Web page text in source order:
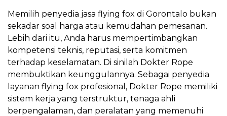
Memilih penyedia jasa flying fox di Gorontalo bukan
sekadar soal harga atau kemudahan pemesanan.
Lebih dari itu, Anda harus mempertimbangkan
kompetensi teknis, reputasi, serta komitmen
terhadap keselamatan. Di sinilah Dokter Rope
membuktikan keunggulannya. Sebagai penyedia
layanan flying fox profesional, Dokter Rope memiliki
sistem kerja yang terstruktur, tenaga ahli
berpengalaman, dan peralatan yang memenuhi